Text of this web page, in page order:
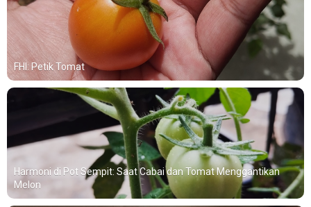
FHI: Petik Tomat
Harmoni di Pot Sempit: Saat Cabai dan Tomat Menggantikan
Melon